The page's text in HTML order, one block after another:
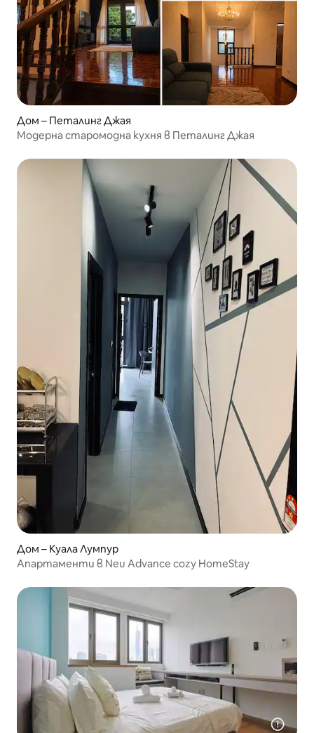
Дом – Петалинг Джая
Модерна старомодна кухня в Петалинг Джая
Дом – Куала Лумпур
Апартаменти в Neu Advance cozy HomeStay